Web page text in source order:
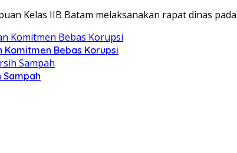
Kelas IIB Batam melaksanakan rapat dinas
Bebas Korupsi
Sampah